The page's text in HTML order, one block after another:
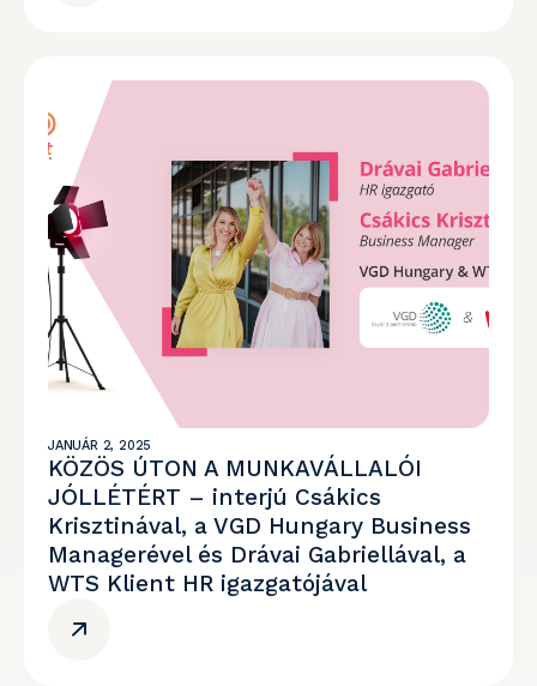
JANUÁR 2, 2025
KÖZÖS ÚTON A MUNKAVÁLLALÓI
JÓLLÉTÉRT – interjú Csákics
Krisztinával, a VGD Hungary Business
Managerével és Drávai Gabriellával, a
WTS Klient HR igazgatójával